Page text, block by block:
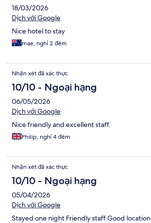
18/03/2026
Dịch với Google
Nice hotel to stay
mae, nghỉ 2 đêm
Nhận xét đã xác thực
10/10 - Ngoại hạng
06/05/2026
Dịch với Google
Nice friendly and excellent staff.
Philip, nghỉ 4 đêm
Nhận xét đã xác thực
10/10 - Ngoại hạng
05/04/2026
Dịch với Google
Stayed one night Friendly staff Good location